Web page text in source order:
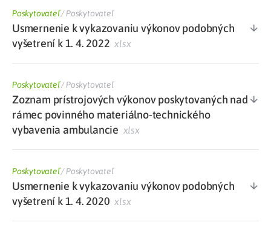
Poskytovateľ/Poskytovateľ
Usmernenie k vykazovaniu výkonov podobných
vyšetrení k 1. 4. 2022 xlsx
Poskytovateľ/Poskytovateľ
Zoznam prístrojových výkonov poskytovaných nad
rámec povinného materiálno-technického
vybavenia ambulancie xlsx
Poskytovateľ/Poskytovateľ
Usmernenie k vykazovaniu výkonov podobných
vyšetrení k 1. 4. 2020 xlsx